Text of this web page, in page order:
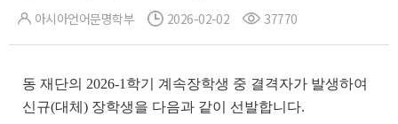
아시아언어문명학부 2026-02-02 37770
동 재단의 2026-1학기 계속장학생 중 결격자가 발생하여
신규(대체) 장학생을 다음과 같이 선발합니다.